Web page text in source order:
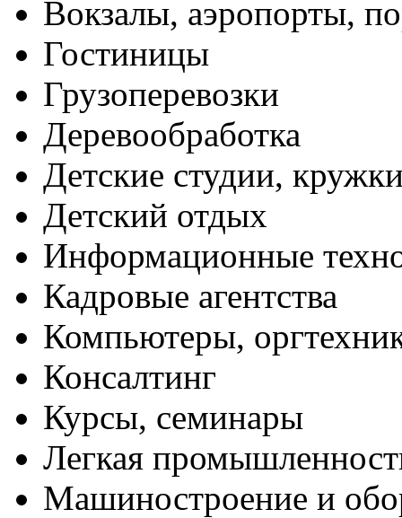
Вокзалы, аэропорты,
Гостиницы
Грузоперевозки
Деревообработка
Детские студии,
Детский отдых
Информационные
Кадровые агентства
Компьютеры,
Консалтинг
Курсы, семинары
Легкая
Машиностроение и